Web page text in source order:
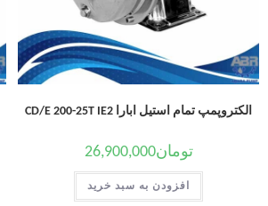
الکتروپمپ تمام استیل ابارا CD/E 200-25T IE2
تومان26,900,000
افزودن به سبد خرید